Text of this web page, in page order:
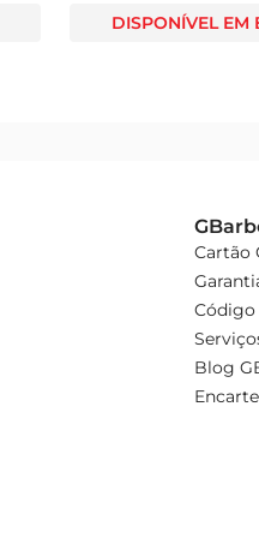
DISPONÍVEL EM
Cartão
Código
Blog